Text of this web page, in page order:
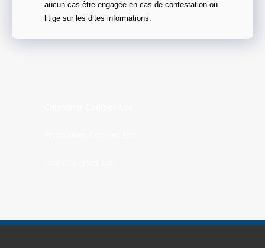
aucun cas être engagée en cas de contestation ou
litige sur les dites informations.